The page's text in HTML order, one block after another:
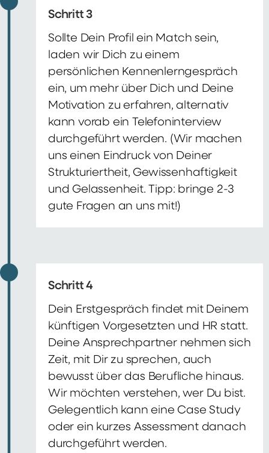
Schritt 3
Sollte Dein Profil ein Match sein,
laden wir Dich zu einem
persönlichen Kennenlerngespräch
ein, um mehr über Dich und Deine
Motivation zu erfahren, alternativ
kann vorab ein Telefoninterview
durchgeführt werden. (Wir machen
uns einen Eindruck von Deiner
Strukturiertheit, Gewissenhaftigkeit
und Gelassenheit. Tipp: bringe 2-3
gute Fragen an uns mit!)
Schritt 4
Dein Erstgespräch findet mit Deinem
künftigen Vorgesetzten und HR statt.
Deine Ansprechpartner nehmen sich
Zeit, mit Dir zu sprechen, auch
bewusst über das Berufliche hinaus.
Wir möchten verstehen, wer Du bist.
Gelegentlich kann eine Case Study
oder ein kurzes Assessment danach
durchgeführt werden.